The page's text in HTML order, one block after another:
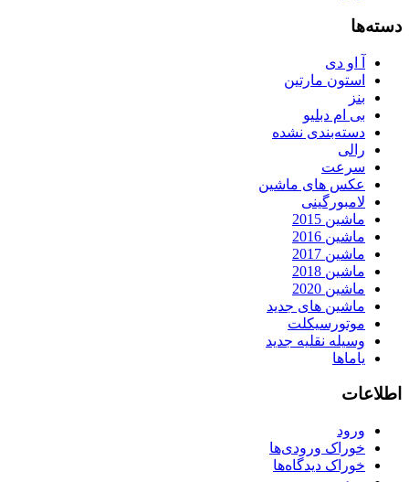
دسته‌ها
آ او دی
استون مارتین
بنز
بی ام دبلیو
دسته‌بندی نشده
رالی
سرعت
عکس های ماشین
لامبورگینی
ماشین 2015
ماشین 2016
ماشین 2017
ماشین 2018
ماشین 2020
ماشین های جدید
موتورسیکلت
وسیله نقلیه جدید
یاماها
اطلاعات
ورود
خوراک ورودی‌ها
خوراک دیدگاه‌ها